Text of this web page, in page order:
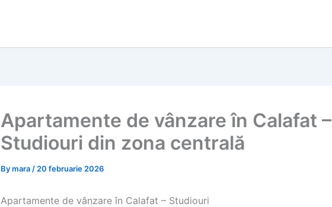
Apartamente de vânzare în Calafat –
Studiouri din zona centrală
Bymara / 20 februarie 2026
Apartamente de vânzare în Calafat – Studiouri